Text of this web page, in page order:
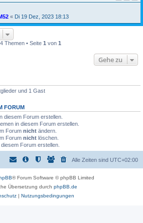
« Di 19 Dez, 2023 18:13
4 Themen • Seite 1 von 1
Gehe zu
und 1 Gast
FORUM
diesem Forum erstellen.
in diesem Forum erstellen.
Forum nicht ändern.
Forum nicht löschen.
Forum erstellen.
Alle Zeiten sind UTC+02:00
® Forum Software © phpBB Limited
Übersetzung durch phpBB.de
| Nutzungsbedingungen